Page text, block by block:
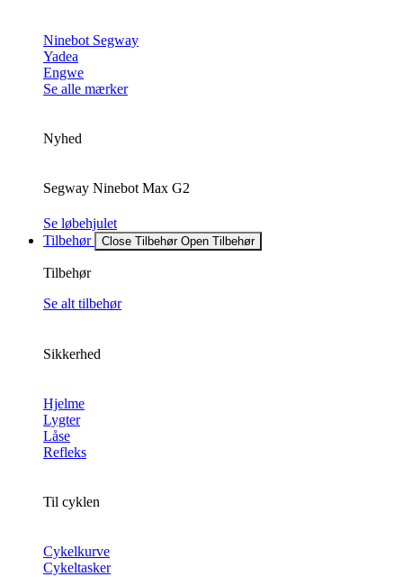
Ninebot Segway
Yadea
Engwe
Se alle mærker
Nyhed
Segway Ninebot Max G2
Se løbehjulet
Tilbehør
Close Tilbehør Open Tilbehør
Tilbehør
Se alt tilbehør
Sikkerhed
Hjelme
Lygter
Låse
Refleks
Til cyklen
Cykelkurve
Cykeltasker